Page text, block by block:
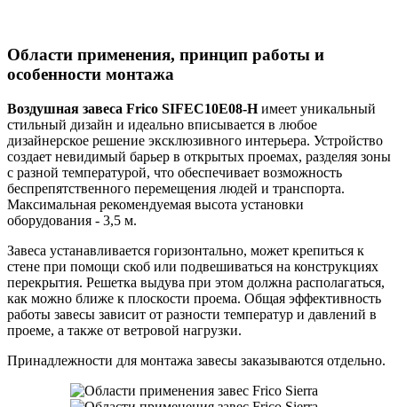
Области применения, принцип работы и
особенности монтажа
Воздушная завеса Frico SIFEC10E08-Hимеет уникальный
стильный дизайн и идеально вписывается в любое
дизайнерское решение эксклюзивного интерьера. Устройство
создает невидимый барьер в открытых проемах, разделяя зоны
с разной температурой, что обеспечивает возможность
беспрепятственного перемещения людей и транспорта.
Максимальная рекомендуемая высота установки
оборудования - 3,5 м.
Завеса устанавливается горизонтально, может крепиться к
стене при помощи скоб или подвешиваться на конструкциях
перекрытия. Решетка выдува при этом должна располагаться,
как можно ближе к плоскости проема. Общая эффективность
работы завесы зависит от разности температур и давлений в
проеме, а также от ветровой нагрузки.
Принадлежности для монтажа завесы заказываются отдельно.